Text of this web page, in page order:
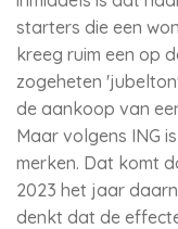
starters die een
kreeg ruim een op
zogeheten
de aankoop van
Maar volgens ING
merken. Dat komt
2023 het jaar
denkt dat de